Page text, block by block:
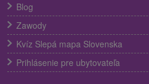
Blog
Zawody
Kvíz Slepá mapa Slovenska
Prihlásenie pre ubytovateľa